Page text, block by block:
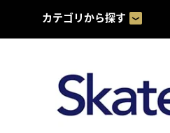
カテゴリから探す